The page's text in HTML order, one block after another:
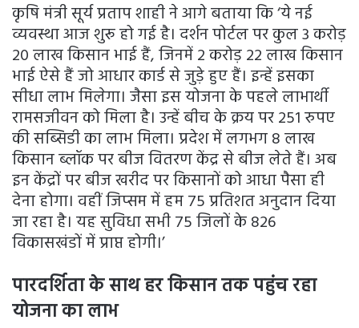
कृषि मंत्री सूर्य प्रताप शाही ने आगे बताया कि ‘ये नई
व्यवस्था आज शुरू हो गई है। दर्शन पोर्टल पर कुल 3 करोड़
20 लाख किसान भाई हैं, जिनमें 2 करोड़ 22 लाख किसान
भाई ऐसे हैं जो आधार कार्ड से जुड़े हुए हैं। इन्हें इसका
सीधा लाभ मिलेगा। जैसा इस योजना के पहले लाभार्थी
रामसजीवन को मिला है। उन्हें बीच के क्रय पर 251 रुपए
की सब्सिडी का लाभ मिला। प्रदेश में लगभग 8 लाख
किसान ब्लॉक पर बीज वितरण केंद्र से बीज लेते हैं। अब
इन केंद्रों पर बीज खरीद पर किसानों को आधा पैसा ही
देना होगा। वहीं जिप्सम में हम 75 प्रतिशत अनुदान दिया
जा रहा है। यह सुविधा सभी 75 जिलों के 826
विकासखंडों में प्राप्त होगी।’
पारदर्शिता के साथ हर किसान तक पहुंच रहा
योजना का लाभ